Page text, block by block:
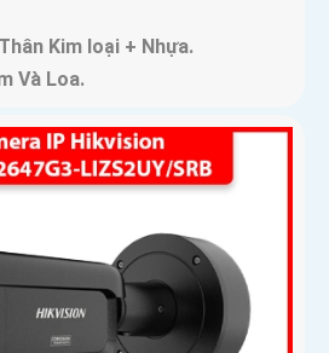
Thân Kim loại + Nhựa.
Và Loa.